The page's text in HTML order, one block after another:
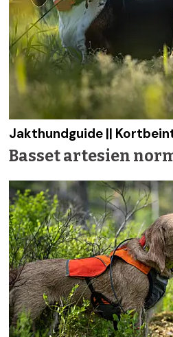
Jakthundguide ||
Basset artesien